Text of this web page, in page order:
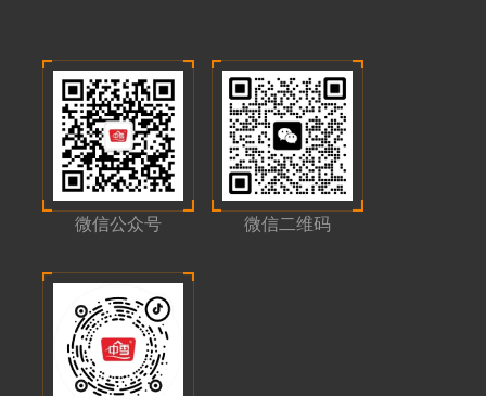
微信公众号 微信二维码